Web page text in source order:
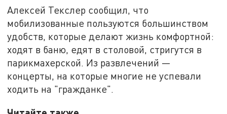
Алексей Текслер сообщил, что
мобилизованные пользуются большинством
удобств, которые делают жизнь комфортной:
ходят в баню, едят в столовой, стригутся в
парикмахерской. Из развлечений —
концерты, на которые многие не успевали
ходить на "гражданке".